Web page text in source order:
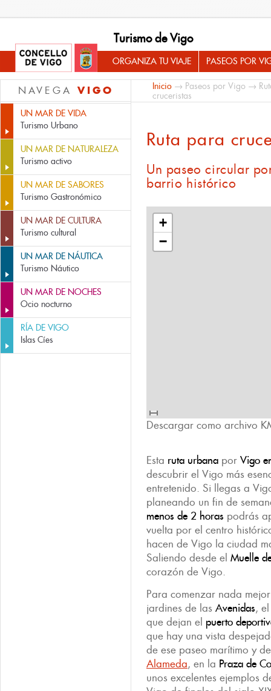
Turismo de Vigo
ORGANIZA TU VIAJE PASEOS POR
NAVEGA VIGO
UN MAR DE VIDA
Turismo Urbano
UN MAR DE NATURALEZA
Turismo activo
UN MAR DE SABORES
Turismo Gastronómico
UN MAR DE CULTURA
Turismo cultural
UN MAR DE NÁUTICA
Turismo Náutico
UN MAR DE NOCHES
Ocio nocturno
RÍA DE VIGO
Islas Cíes
Inicio → Paseos por Vigo →
cruceristas
Ruta para
Un paseo circular
barrio histórico
+
−
Descargar como archivo
Esta ruta urbana por Vigo
descubrir el Vigo más
entretenido. Si llegas a
planeando un fin de
menos de 2 horas podrás
vuelta por el centro
hacen de Vigo la ciudad
Saliendo desde el Muelle
corazón de Vigo.
Para comenzar nada
jardines de las Avenidas,
que dejan el puerto
que hay una vista
de ese paseo marítimo y
Alameda, en la Praza de
unos excelentes ejemplos